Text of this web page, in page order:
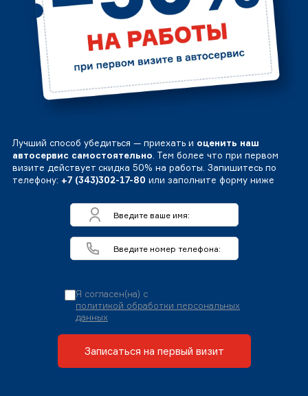
Лучший способ убедиться — приехать и оценить наш
автосервис самостоятельно. Тем более что при первом
визите действует скидка 50% на работы. Запишитесь по
телефону: +7 (343)302-17-80 или заполните форму ниже
Я согласен(на) с
политикой обработки персональных
данных
Записаться на первый визит